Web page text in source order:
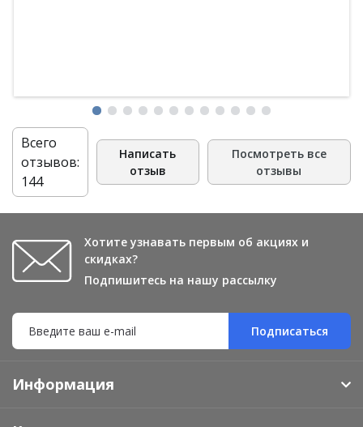
Всего
отзывов:
144
Написать
отзыв
Посмотреть все
отзывы
Хотите узнавать первым об акциях и
скидках?
Подпишитесь на нашу рассылку
Подписаться
Информация